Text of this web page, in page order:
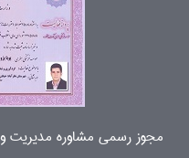
مجوز رسمی مشاوره مدیریت